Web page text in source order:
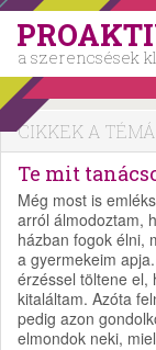
a szerencsések
CIKKEK A
Te mit
Még most is
arról álmodoztam,
házban fogok élni,
a gyermekeim
érzéssel töltene el,
kitaláltam. Azóta
pedig azon
elmondok neki,